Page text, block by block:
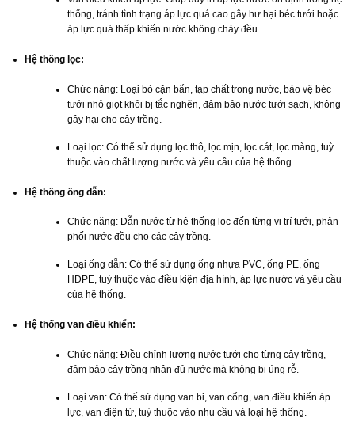
thống, tránh tình trạng áp lực quá cao gây hư hại béc tưới hoặc
áp lực quá thấp khiến nước không chảy đều.
Hệ thống lọc:
Chức năng: Loại bỏ cặn bẩn, tạp chất trong nước, bảo vệ béc
tưới nhỏ giọt khỏi bị tắc nghẽn, đảm bảo nước tưới sạch, không
gây hại cho cây trồng.
Loại lọc: Có thể sử dụng lọc thô, lọc mịn, lọc cát, lọc màng, tuỳ
thuộc vào chất lượng nước và yêu cầu của hệ thống.
Hệ thống ống dẫn:
Chức năng: Dẫn nước từ hệ thống lọc đến từng vị trí tưới, phân
phối nước đều cho các cây trồng.
Loại ống dẫn: Có thể sử dụng ống nhựa PVC, ống PE, ống
HDPE, tuỳ thuộc vào điều kiện địa hình, áp lực nước và yêu cầu
của hệ thống.
Hệ thống van điều khiển:
Chức năng: Điều chỉnh lượng nước tưới cho từng cây trồng,
đảm bảo cây trồng nhận đủ nước mà không bị úng rễ.
Loại van: Có thể sử dụng van bi, van cổng, van điều khiển áp
lực, van điện từ, tuỳ thuộc vào nhu cầu và loại hệ thống.